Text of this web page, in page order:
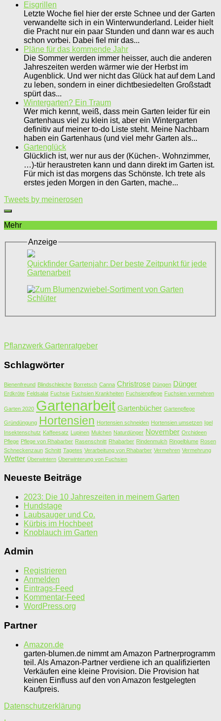
Eisgrillen
Letzte Woche fiel hier der erste Schnee und der Garten
verwandelte sich in ein Winterwunderland. Leider hielt
die Pracht nur ein paar Stunden und dann war es auch
schon vorbei. Dabei fiel mir das...
Pläne für das kommende Jahr
Die Sommer werden immer heisser, auch die anderen
Jahreszeiten werden wärmer wie der Herbst im
Augenblick. Und wer nicht das Glück hat auf dem Land
zu leben, sondern in einer dichtbesiedelten Großstadt
spürt das...
Wintergarten? Ein Traum
Wer mich kennt, weiß, dass mein Garten leider für ein
Gartenhaus viel zu klein ist, aber ein Wintergarten
definitiv auf meiner to-do Liste steht. Meine Nachbarn
haben ein Gartenhaus (und viel mehr Garten als...
Gartenglück
Glücklich ist, wer nur aus der (Küchen-. Wohnzimmer,
…)-tür heraustreten kann und dann direkt im Garten ist.
Für mich ist das morgens das Schönste. Ich trete als
erstes jeden Morgen in den Garten, mache...
Tweets by meinerosen
Mehr
Anzeige
Quickfinder Gartenjahr: Der beste Zeitpunkt für jede
Gartenarbeit
Pflanzwerk Gartenratgeber
Schlagwörter
Bienenfreund Blindschleiche Borretsch Canna Christrose Düngen Dünger
Erdkröte Feldsalat Fuchsie Fuchsien Krankheiten Fuchsienpflege Fuchsien vermehren
Garten 2020 Gartenarbeit Gartenbücher Gartenpflege
Gründüngung Hortensien Hortensien schneiden Hortensien umsetzen Igel
Insektenschutz Kaffeesatz Lupinen Mulchen Naturdünger November Orchideen
Pflege Pflege von Rhabarber Rasenschnitt Rhabarber Rindenmulch Ringelblume Rosen
Schneckenzaun Schnitt Tagetes Verarbeitung von Rhabarber Vermehren Vermehrung
Wetter Überwintern Überwinterung von Fuchsien
Neueste Beiträge
2023: Die 10 Jahreszeiten in meinem Garten
Hundstage
Laubsauger und Co.
Kürbis im Hochbeet
Knoblauch im Garten
Admin
Registrieren
Anmelden
Eintrags-Feed
Kommentar-Feed
WordPress.org
Partner
Amazon.de
garten-blumen.de nimmt am Amazon Partnerprogramm
teil. Als Amazon-Partner verdiene ich an qualifizierten
Verkäufen eine kleine Provision. Die Provision hat
keinen Einfluss auf den von Amazon festgelegten
Kaufpreis.
Datenschutzerklärung